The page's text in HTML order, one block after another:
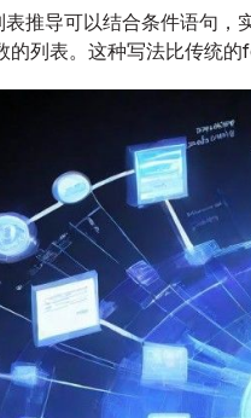
表推导可以结合条件语句
列表。这种写法比传统的